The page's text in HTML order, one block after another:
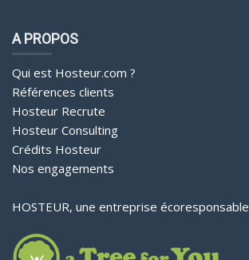
A PROPOS
Qui est Hosteur.com ?
Références clients
Hosteur Recrute
Hosteur Consulting
Crédits Hosteur
Nos engagements
HOSTEUR, une entreprise écoresponsable